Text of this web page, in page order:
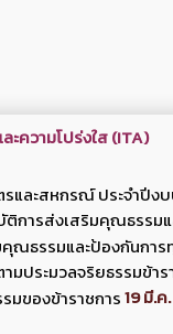
ความโปร่งใส (ITA)
และสหกรณ์ ประจำปีง
ารส่งเสริมคุณธรรม
ณธรรมและป้องกันการ
ประมวลจริยธรรมข้าร
ของข้าราชการ19 มี.